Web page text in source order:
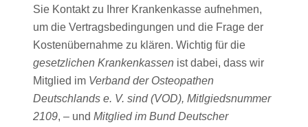
Sie Kontakt zu Ihrer Krankenkasse aufnehmen,
um die Vertragsbedingungen und die Frage der
Kostenübernahme zu klären. Wichtig für die
gesetzlichen Krankenkassen ist dabei, dass wir
Mitglied im Verband der Osteopathen
Deutschlands e. V. sind (VOD), Mitlgiedsnummer
2109, – und Mitglied im Bund Deutscher